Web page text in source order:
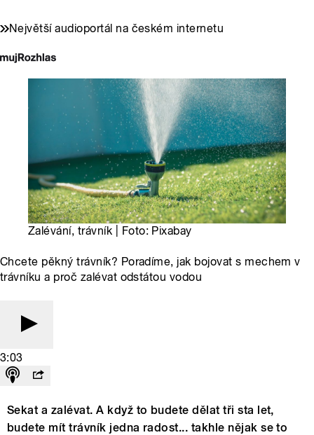
Největší audioportál na českém internetu
Zalévání, trávník | Foto: Pixabay
Chcete pěkný trávník? Poradíme, jak bojovat s mechem v
trávníku a proč zalévat odstátou vodou
3:03
Sekat a zalévat. A když to budete dělat tři sta let,
budete mít trávník jedna radost... takhle nějak se to